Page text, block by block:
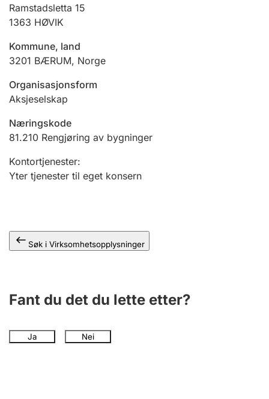
Jeger
Ektepaktveileder
Offentlig sektor
Andre tema
Ramstadsletta 15
1363 HØVIK
Kommune, land
3201 BÆRUM, Norge
Organisasjonsform
Aksjeselskap
Næringskode
81.210 Rengjøring av bygninger
Kontortjenester:
Yter tjenester til eget konsern
Søk i Virksomhetsopplysninger
Fant du det du lette etter?
Ja Nei